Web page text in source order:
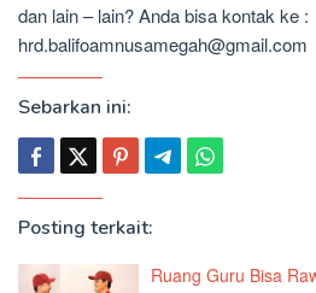
dan lain – lain? Anda bisa kontak ke :
hrd.balifoamnusamegah@gmail.com
Sebarkan ini:
Posting terkait:
Ruang Guru Bisa